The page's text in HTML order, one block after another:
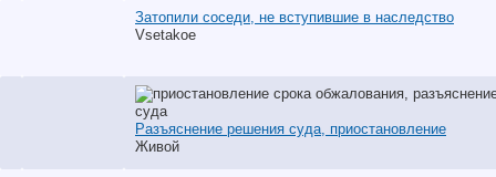
Затопили соседи, не вступившие в наследство
Vsetakoe
Разъяснение решения суда, приостановление
Живой